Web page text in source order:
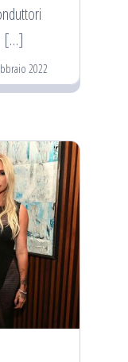
[…]
2022